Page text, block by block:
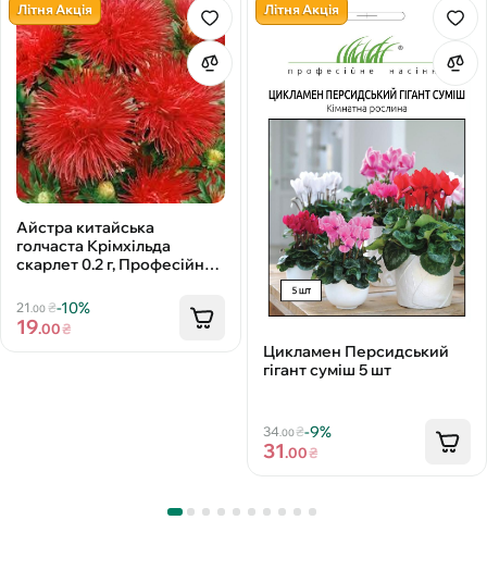
Літня Акція
Айстра китайська
голчаста Крімхільда
скарлет 0.2 г, Професійне
21 .00₴-10%
19.00₴
Літня Акція
Цикламен Персидський
гігант суміш 5 шт
34.00₴-9%
31.00₴